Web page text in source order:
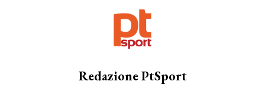
Redazione PtSport